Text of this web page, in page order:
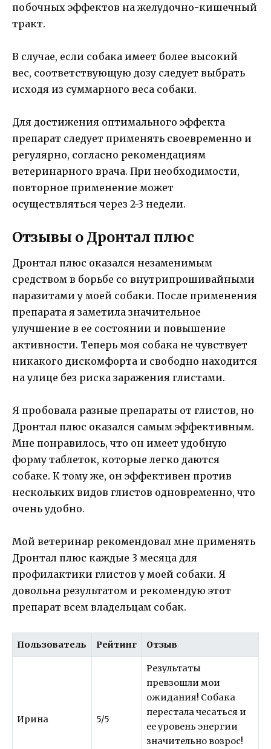
побочных эффектов на желудочно-кишечный
тракт.
В случае, если собака имеет более высокий
вес, соответствующую дозу следует выбрать
исходя из суммарного веса собаки.
Для достижения оптимального эффекта
препарат следует применять своевременно и
регулярно, согласно рекомендациям
ветеринарного врача. При необходимости,
повторное применение может
осуществляться через 2-3 недели.
Отзывы о Дронтал плюс
Дронтал плюс оказался незаменимым
средством в борьбе со внутрипрошивайными
паразитами у моей собаки. После применения
препарата я заметила значительное
улучшение в ее состоянии и повышение
активности. Теперь моя собака не чувствует
никакого дискомфорта и свободно находится
на улице без риска заражения глистами.
Я пробовала разные препараты от глистов, но
Дронтал плюс оказался самым эффективным.
Мне понравилось, что он имеет удобную
форму таблеток, которые легко даются
собаке. К тому же, он эффективен против
нескольких видов глистов одновременно, что
очень удобно.
Мой ветеринар рекомендовал мне применять
Дронтал плюс каждые 3 месяца для
профилактики глистов у моей собаки. Я
довольна результатом и рекомендую этот
препарат всем владельцам собак.
Пользователь Рейтинг Отзыв
Ирина 5/5
Результаты
превзошли мои
ожидания! Собака
перестала чесаться и
ее уровень энергии
значительно возрос!